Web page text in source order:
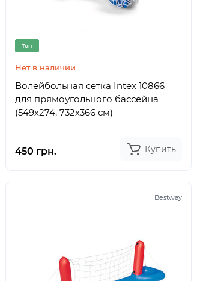
Топ
Нет в наличии
Волейбольная сетка Intex 10866
для прямоугольного бассейна
(549х274, 732х366 см)
450 грн. Купить
Bestway